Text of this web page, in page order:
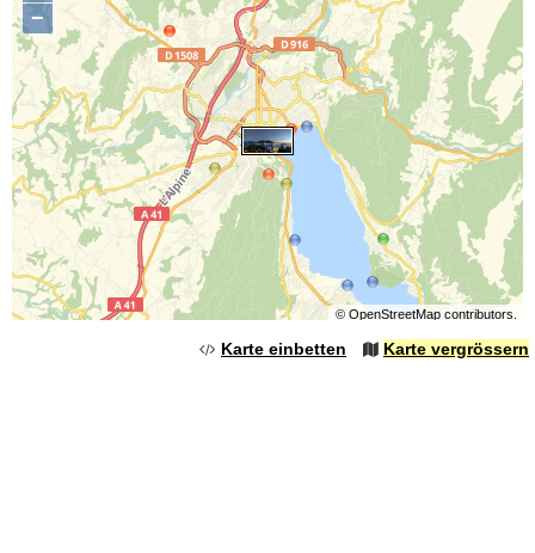
−
©OpenStreetMapcontributors.
Karte einbetten Karte vergrössern